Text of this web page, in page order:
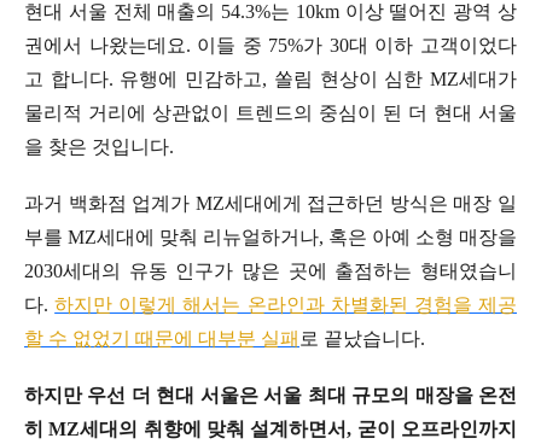
현대 서울 전체 매출의 54.3%는 10km 이상 떨어진 광역 상
권에서 나왔는데요. 이들 중 75%가 30대 이하 고객이었다
고 합니다. 유행에 민감하고, 쏠림 현상이 심한 MZ세대가
물리적 거리에 상관없이 트렌드의 중심이 된 더 현대 서울
을 찾은 것입니다.
과거 백화점 업계가 MZ세대에게 접근하던 방식은 매장 일
부를 MZ세대에 맞춰 리뉴얼하거나, 혹은 아예 소형 매장을
2030세대의 유동 인구가 많은 곳에 출점하는 형태였습니
다.하지만 이렇게 해서는 온라인과 차별화된 경험을 제공
할 수 없었기 때문에 대부분 실패 로 끝났습니다.
하지만 우선 더 현대 서울은 서울 최대 규모의 매장을 온전
히 MZ세대의 취향에 맞춰 설계하면서, 굳이 오프라인까지